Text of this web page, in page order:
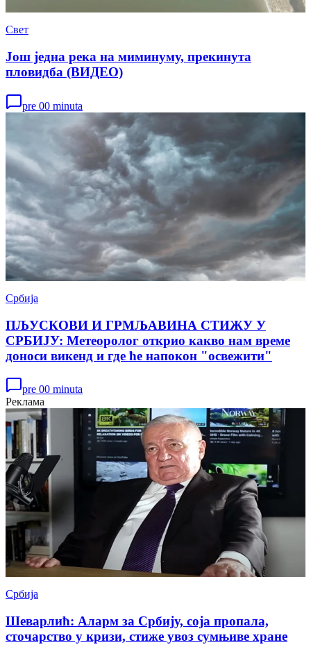
Свет
Још једна река на миминуму, прекинута
пловидба (ВИДЕО)
pre 00 minuta
Србија
ПЉУСКОВИ И ГРМЉАВИНА СТИЖУ У
СРБИЈУ: Метеоролог открио какво нам време
доноси викенд и где ће напокон "освежити"
pre 00 minuta
Реклама
Србија
Шеварлић: Аларм за Србију, соја пропала,
сточарство у кризи, стиже увоз сумњиве хране